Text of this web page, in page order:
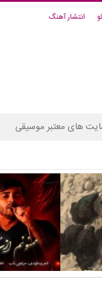
انتشار آهنگ
های معتبر موسیقی